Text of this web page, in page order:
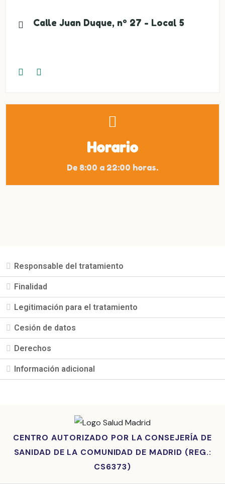
Calle Juan Duque, nº 27 - Local 5
Horario
De 8:00 a 22:00 horas.
Responsable del tratamiento
Finalidad
Legitimación para el tratamiento
Cesión de datos
Derechos
Información adicional
CENTRO AUTORIZADO POR LA CONSEJERÍA DE
SANIDAD DE LA COMUNIDAD DE MADRID (REG.:
CS6373)